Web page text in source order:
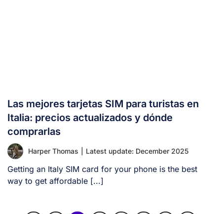
Las mejores tarjetas SIM para turistas en
Italia: precios actualizados y dónde
comprarlas
Harper Thomas Latest update: December 2025
Getting an Italy SIM card for your phone is the best
way to get affordable [...]